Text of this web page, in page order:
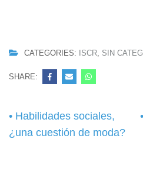
CATEGORIES: ISCR, SIN
SHARE:
Navegación
de
• Habilidades sociales,
¿una cuestión de moda?